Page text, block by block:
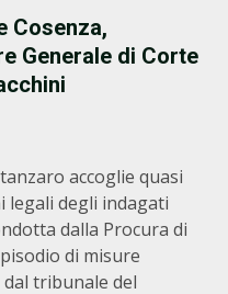
Cosenza,
Generale di Corte
accoglie quasi
legali degli indagati
dalla Procura di
di misure
tribunale del